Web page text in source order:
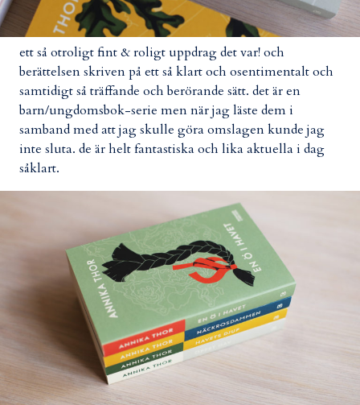
ett så otroligt fint & roligt uppdrag det var! och
berättelsen skriven på ett så klart och osentimentalt och
samtidigt så träffande och berörande sätt. det är en
barn/ungdomsbok-serie men när jag läste dem i
samband med att jag skulle göra omslagen kunde jag
inte sluta. de är helt fantastiska och lika aktuella i dag
såklart.